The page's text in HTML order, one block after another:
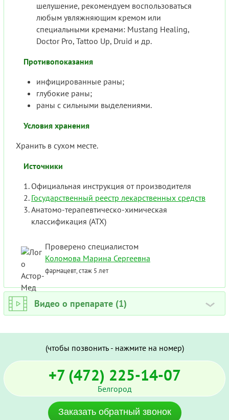
шелушение, рекомендуем воспользоваться
любым увляжняющим кремом или
специальными кремами: Mustang Healing,
Doctor Pro, Tattoo Up, Druid и др.
Противопоказания
инфицированные раны;
глубокие раны;
раны с сильными выделениями.
Условия хранения
Хранить в сухом месте.
Источники
Официальная инструкция от производителя
Государственный реестр лекарственных средств
Анатомо-терапевтическо-химическая
классификация (ATX)
Проверено специалистом
Коломова Марина Сергеевна
фармацевт, стаж 5 лет
Видео о препарате (1) ›
(чтобы позвонить - нажмите на номер)
+7 (472) 225-14-07
Белгород
Заказать обратный звонок